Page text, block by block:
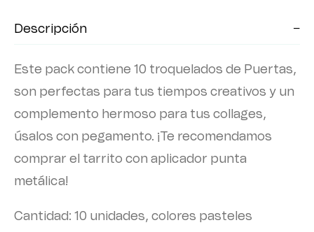
Descripción
Este pack contiene 10 troquelados de Puertas,
son perfectas para tus tiempos creativos y un
complemento hermoso para tus collages,
úsalos con pegamento. ¡Te recomendamos
comprar el tarrito con aplicador punta
metálica!
Cantidad: 10 unidades, colores pasteles